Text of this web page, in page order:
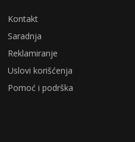
Kontakt
Saradnja
Reklamiranje
Uslovi korišćenja
Pomoć i podrška